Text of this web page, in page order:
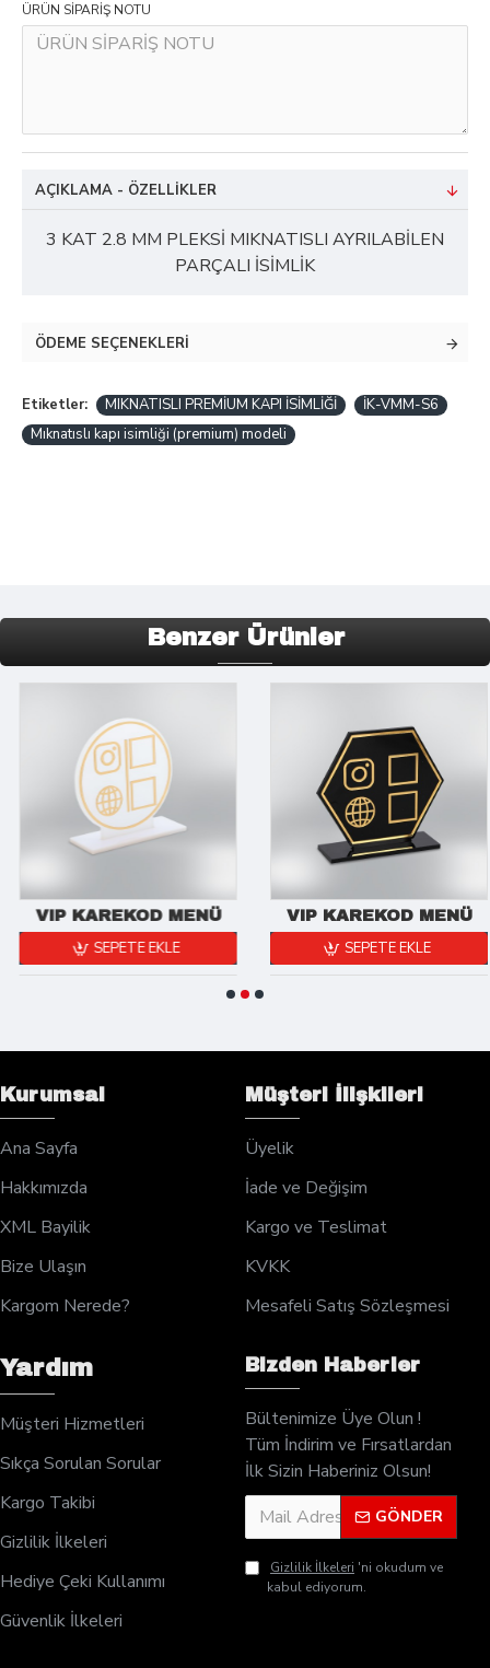
ÜRÜN SİPARİŞ NOTU
AÇIKLAMA - ÖZELLIKLER
3 KAT 2.8 MM PLEKSİ MIKNATISLI AYRILABİLEN
PARÇALI İSİMLİK
ÖDEME SEÇENEKLERI
Etiketler: MIKNATISLI PREMİUM KAPI İSİMLİĞİ
İK-VMM-S6
Mıknatıslı kapı isimliği (premium) modeli
Benzer Ürünler
VIP KAREKOD MENÜ
SEPETE EKLE
VIP KAREKOD MENÜ
SEPETE EKLE
Kurumsal
Ana Sayfa
Hakkımızda
XML Bayilik
Bize Ulaşın
Kargom Nerede?
Müşteri İlişkileri
Üyelik
İade ve Değişim
Kargo ve Teslimat
KVKK
Mesafeli Satış Sözleşmesi
Yardım
Müşteri Hizmetleri
Sıkça Sorulan Sorular
Kargo Takibi
Gizlilik İlkeleri
Hediye Çeki Kullanımı
Güvenlik İlkeleri
Bizden Haberler
Bültenimize Üye Olun !
Tüm İndirim ve Fırsatlardan
İlk Sizin Haberiniz Olsun!
GÖNDER
Gizlilik İlkeleri 'ni okudum ve
kabul ediyorum.